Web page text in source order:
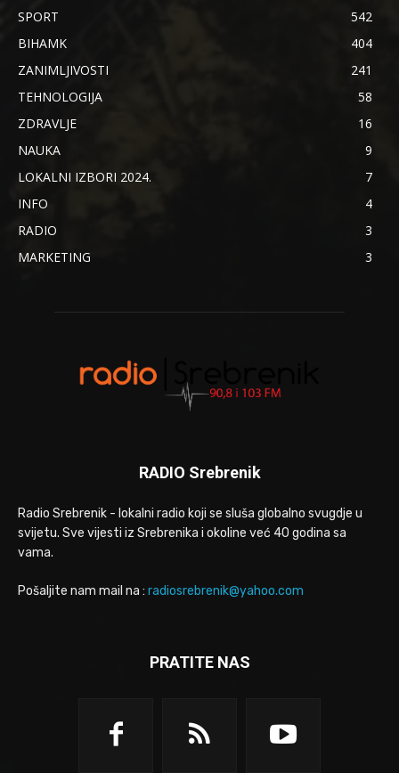
SPORT
542
BIHAMK
404
ZANIMLJIVOSTI
241
TEHNOLOGIJA
58
ZDRAVLJE
16
NAUKA
9
LOKALNI IZBORI 2024.
7
INFO
4
RADIO
3
MARKETING
3
RADIO Srebrenik
Radio Srebrenik - lokalni radio koji se sluša globalno svugdje u
svijetu. Sve vijesti iz Srebrenika i okoline već 40 godina sa
vama.
Pošaljite nam mail na : radiosrebrenik@yahoo.com
PRATITE NAS